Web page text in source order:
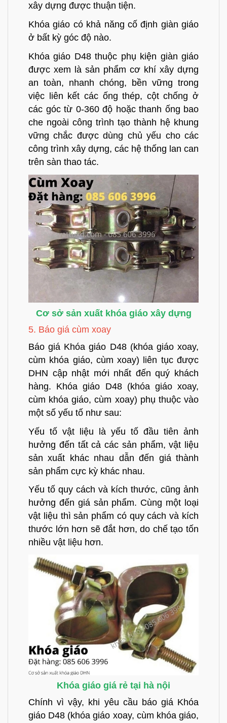
xây dựng được thuận tiện.
Khóa giáo có khả năng cố định giàn giáo
ở bất kỳ góc độ nào.
Khóa giáo D48thuộc phụ kiện giàn giáo
được xem là sản phẩm cơ khí xây dựng
an toàn, nhanh chóng, bền vững trong
việc liên kết các ống thép, cột chống ở
các góc từ 0-360 độ hoặc thanh ống bao
che ngoài công trình tạo thành hệ khung
vững chắc được dùng chủ yếu cho các
công trình xây dựng, các hệ thống lan can
trên sàn thao tác.
Cơ sở sản xuất khóa giáo xây dựng
5. Báo giá cùm xoay
Báo giá Khóa giáo D48 (khóa giáo xoay,
cùm khóa giáo, cùm xoay) liên tục được
DHN cập nhật mới nhất đến quý khách
hàng. Khóa giáo D48 (khóa giáo xoay,
cùm khóa giáo, cùm xoay) phụ thuộc vào
một số yếu tố như sau:
Yếu tố vật liệu là yếu tố đầu tiên ảnh
hưởng đến tất cả các sản phẩm, vật liệu
sản xuất khác nhau dẫn đến giá thành
sản phẩm cực kỳ khác nhau.
Yếu tố quy cách và kích thước, cũng ảnh
hưởng đến giá sản phẩm. Cùng một loại
vật liệu thì sản phẩm có quy cách và kích
thước lớn hơn sẽ đắt hơn, do chế tạo tốn
nhiều vật liệu hơn.
Khóa giáo giá rẻ tại hà nội
Chính vì vậy, khi yêu cầu báo giá Khóa
giáo D48 (khóa giáo xoay, cùm khóa giáo,